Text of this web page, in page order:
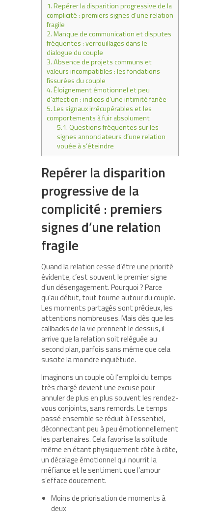
1.Repérer la disparition progressive de la
complicité : premiers signes d’une relation
fragile
2.Manque de communication et disputes
fréquentes : verrouillages dans le
dialogue du couple
3.Absence de projets communs et
valeurs incompatibles : les fondations
fissurées du couple
4.Éloignement émotionnel et peu
d’affection : indices d’une intimité fanée
5.Les signaux irrécupérables et les
comportements à fuir absolument
5.1.Questions fréquentes sur les
signes annonciateurs d’une relation
vouée à s’éteindre
Repérer la disparition
progressive de la
complicité : premiers
signes d’une relation
fragile
Quand la relation cesse d’être une priorité
évidente, c’est souvent le premier signe
d’un désengagement. Pourquoi ? Parce
qu’au début, tout tourne autour du couple.
Les moments partagés sont précieux, les
attentions nombreuses. Mais dès que les
callbacks de la vie prennent le dessus, il
arrive que la relation soit reléguée au
second plan, parfois sans même que cela
suscite la moindre inquiétude.
Imaginons un couple où l’emploi du temps
très chargé devient une excuse pour
annuler de plus en plus souvent les rendez-
vous conjoints, sans remords. Le temps
passé ensemble se réduit à l’essentiel,
déconnectant peu à peu émotionnellement
les partenaires. Cela favorise la solitude
même en étant physiquement côte à côte,
un décalage émotionnel qui nourrit la
méfiance et le sentiment que l’amour
s’efface doucement.
Moins de priorisation de moments à
deux